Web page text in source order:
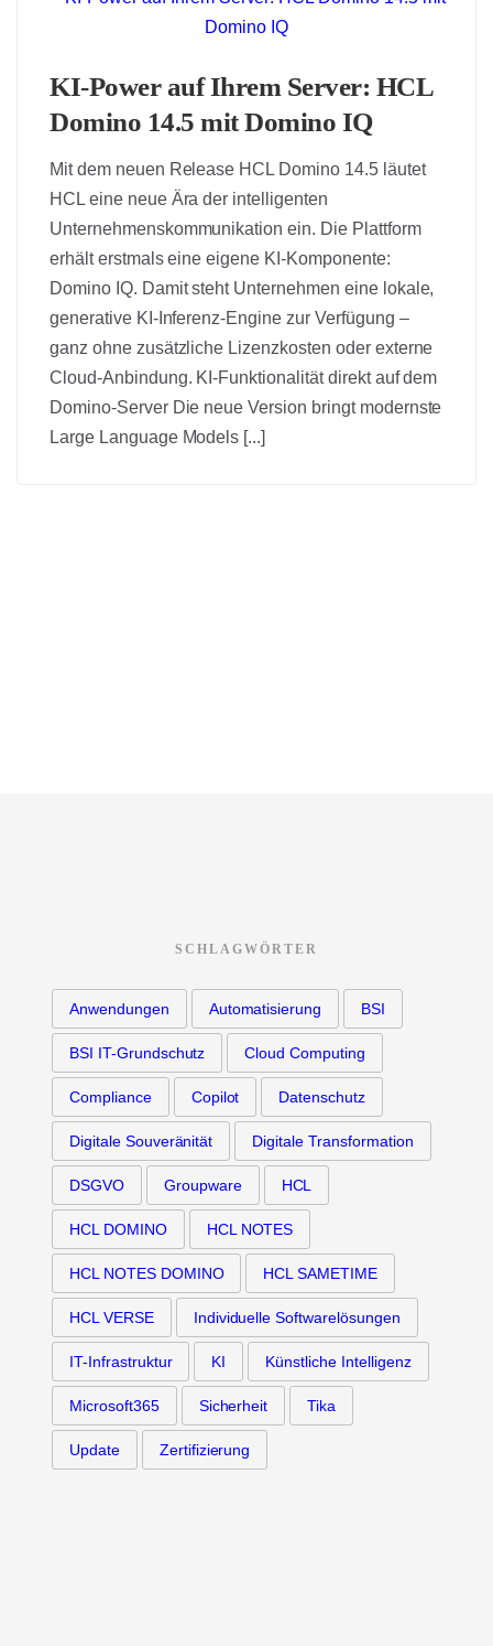
KI-Power auf Ihrem Server: HCL
Domino 14.5 mit Domino IQ
Mit dem neuen Release HCL Domino 14.5 läutet
HCL eine neue Ära der intelligenten
Unternehmenskommunikation ein. Die Plattform
erhält erstmals eine eigene KI-Komponente:
Domino IQ. Damit steht Unternehmen eine lokale,
generative KI-Inferenz-Engine zur Verfügung –
ganz ohne zusätzliche Lizenzkosten oder externe
Cloud-Anbindung. KI-Funktionalität direkt auf dem
Domino-Server Die neue Version bringt modernste
Large Language Models [...]
SCHLAGWÖRTER
Anwendungen Automatisierung BSI
BSI IT-Grundschutz Cloud Computing
Compliance Copilot Datenschutz
Digitale Souveränität Digitale Transformation
DSGVO Groupware HCL
HCL DOMINO HCL NOTES
HCL NOTES DOMINO HCL SAMETIME
HCL VERSE Individuelle Softwarelösungen
IT-Infrastruktur KI Künstliche Intelligenz
Microsoft365 Sicherheit Tika
Update Zertifizierung